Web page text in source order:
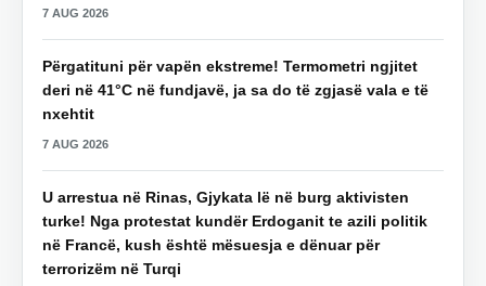
7 AUG 2026
Përgatituni për vapën ekstreme! Termometri ngjitet
deri në 41°C në fundjavë, ja sa do të zgjasë vala e të
nxehtit
7 AUG 2026
U arrestua në Rinas, Gjykata lë në burg aktivisten
turke! Nga protestat kundër Erdoganit te azili politik
në Francë, kush është mësuesja e dënuar për
terrorizëm në Turqi